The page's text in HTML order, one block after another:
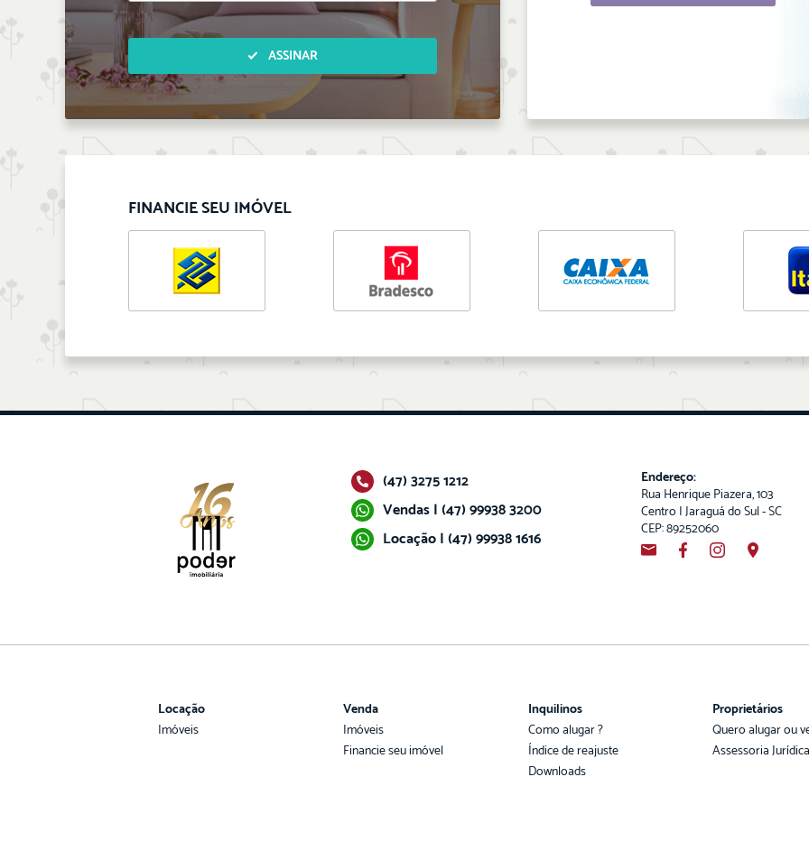
ASSINAR
FINANCIE SEU IMÓVEL
(47) 3275 1212
Vendas | (47) 99938 3200
Locação | (47) 99938 1616
Endereço:
Rua Henrique Piazera, 103
Centro | Jaraguá do Sul - SC
CEP: 89252060
Locação
Imóveis
Venda
Imóveis
Financie seu imóvel
Inquilinos
Como alugar ?
Índice de reajuste
Downloads
Proprietários
Quero alugar ou
Assessoria